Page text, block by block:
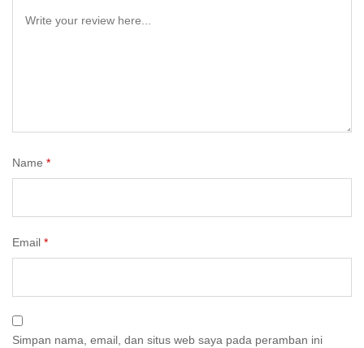
Name *
Email *
Simpan nama, email, dan situs web saya pada peramban ini